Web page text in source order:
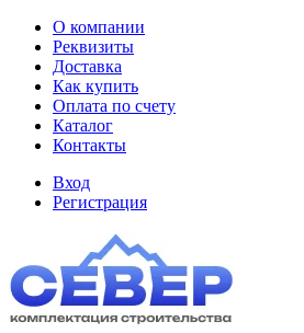
О компании
Реквизиты
Доставка
Как купить
Оплата по счету
Каталог
Контакты
Вход
Регистрация